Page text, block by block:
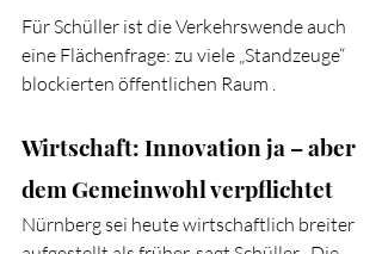
Für Schüller ist die Verkehrswende auch
eine Flächenfrage: zu viele „Standzeuge“
blockierten öffentlichen Raum .
Wirtschaft: Innovation ja – aber
dem Gemeinwohl verpflichtet
Nürnberg sei heute wirtschaftlich breiter